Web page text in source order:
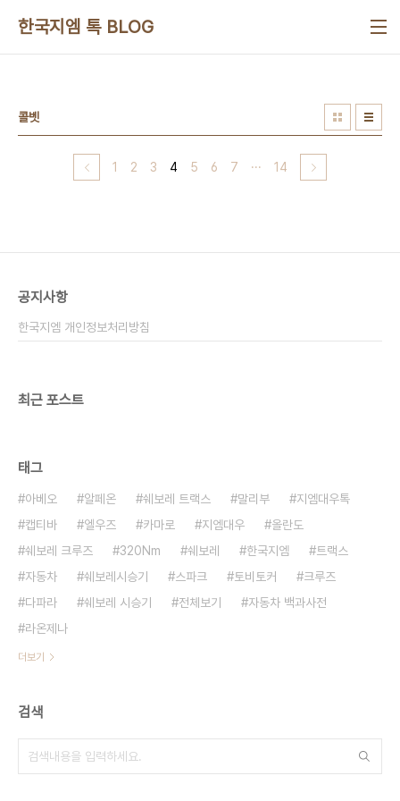
한국지엠 톡 BLOG
콜벳
1 2 3 4 5 6 7 ··· 14
공지사항
한국지엠 개인정보처리방침
최근 포스트
태그
아베오 알페온 쉐보레 트랙스 말리부
지엠대우톡
캡티바
엘우즈 카마로 지엠대우
올란도
쉐보레 크루즈
320Nm 쉐보레 한국지엠
트랙스
자동차
쉐보레시승기 스파크 토비토커
크루즈
다파라
쉐보레 시승기 전체보기
자동차 백과사전
라온제나
더보기
검색